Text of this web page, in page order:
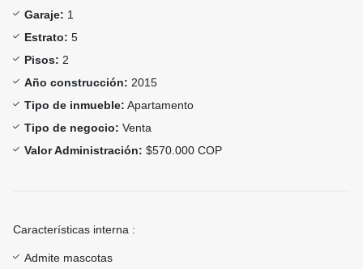
Garaje: 1
Estrato: 5
Pisos: 2
Año construcción: 2015
Tipo de inmueble: Apartamento
Tipo de negocio: Venta
Valor Administración: $570.000 COP
Características interna :
Admite mascotas